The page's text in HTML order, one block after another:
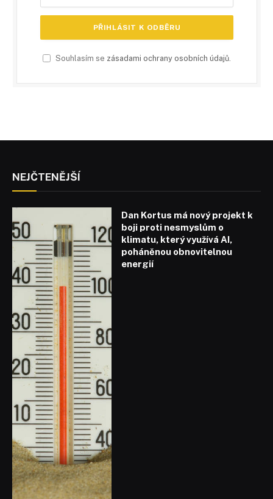
Souhlasím se zásadami ochrany osobních údajů
NEJČTENĚJŠÍ
Dan Kortus má nový projekt k
boji proti nesmyslům o
klimatu, který využívá AI,
poháněnou obnovitelnou
energií